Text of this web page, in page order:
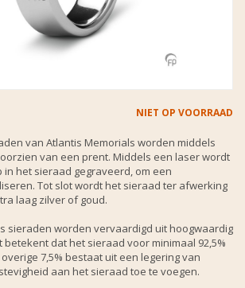
NIET OP VOORRAAD
van Atlantis Memorials worden middels
van een prent. Middels een laser wordt
het sieraad gegraveerd, om een
Tot slot wordt het sieraad ter afwerking
laag zilver of goud.
sieraden worden vervaardigd uit hoogwaardig
betekent dat het sieraad voor minimaal 92,5%
7,5% bestaat uit een legering van
aan het sieraad toe te voegen.